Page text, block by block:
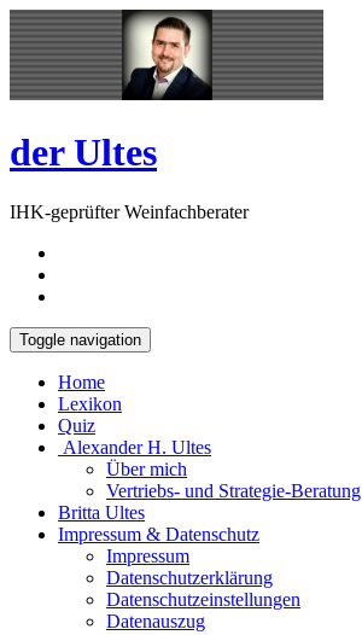
Skip
to
content
Open
Sidebar
der Ultes
IHK-geprüfter Weinfachberater
Toggle navigation
Home
Lexikon
Quiz
Alexander H. Ultes
Über mich
Vertriebs- und Strategie-Beratung
Britta Ultes
Impressum & Datenschutz
Impressum
Datenschutzerklärung
Datenschutzeinstellungen
Datenauszug